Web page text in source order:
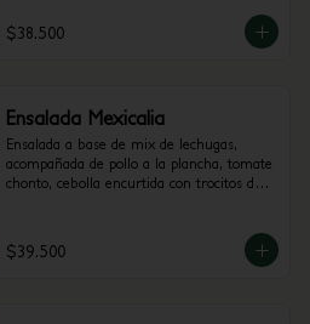
$38.500
Ensalada Mexicalia
Ensalada a base de mix de lechugas,
acompañada de pollo a la plancha, tomate
chonto, cebolla encurtida con trocitos de
Jalapeños.
$39.500